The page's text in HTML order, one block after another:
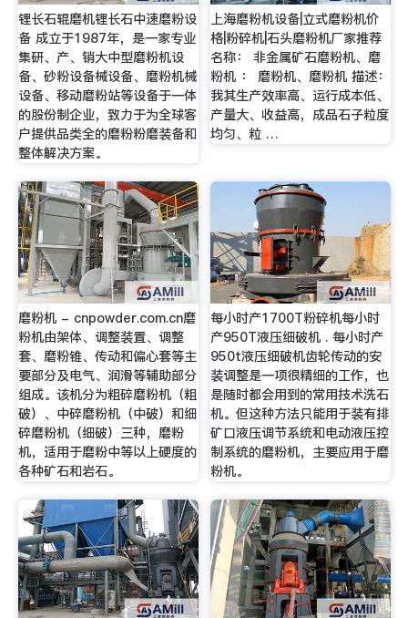
锂长石辊磨机锂长石中速磨粉设
备 成立于1987年，是一家专业
集研、产、销大中型磨粉机设
备、砂粉设备械设备、磨粉机械
设备、移动磨粉站等设备于一体
的股份制企业，致力于为全球客
户提供品类全的磨粉粉磨装备和
整体解决方案。
上海磨粉机设备|立式磨粉机价
格|粉碎机|石头磨粉机厂家推荐
名称： 非金属矿石磨粉机、磨
粉机 ： 磨粉机、磨粉机 描述：
我其生产效率高、运行成本低、
产量大、收益高，成品石子粒度
均匀、粒 …
磨粉机 - cnpowder.com.cn磨
粉机由架体、调整装置、调整
套、磨粉锥、传动和偏心套等主
要部分及电气、润滑等辅助部分
组成。该机分为粗碎磨粉机（粗
破）、中碎磨粉机（中破）和细
碎磨粉机（细破）三种，磨粉
机，适用于磨粉中等以上硬度的
各种矿石和岩石。
每小时产1700T粉碎机每小时
产950T液压细破机 . 每小时产
950t液压细破机齿轮传动的安
装调整是一项很精细的工作，也
是随时都会用到的常用技术洗石
机。但这种方法只能用于装有排
矿口液压调节系统和电动液压控
制系统的磨粉机，主要应用于磨
粉机。